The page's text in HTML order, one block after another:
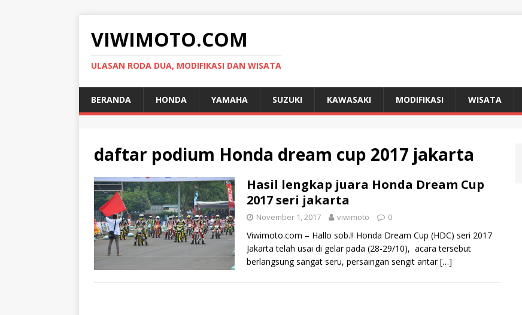
VIWIMOTO.COM
ULASAN RODA DUA, MODIFIKASI DAN WISATA
BERANDA HONDA YAMAHA SUZUKI KAWASAKI MODIFIKASI WISATA
daftar podium Honda dream cup 2017 jakarta
Hasil lengkap juara Honda Dream Cup
2017 seri jakarta
November 1, 2017 viwimoto 0
Viwimoto.com – Hallo sob.!! Honda Dream Cup (HDC) seri 2017
Jakarta telah usai di gelar pada (28-29/10), acara tersebut
berlangsung sangat seru, persaingan sengit antar[…]